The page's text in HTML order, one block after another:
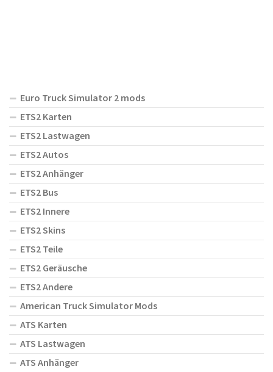
Euro Truck Simulator 2 mods
ETS2 Karten
ETS2 Lastwagen
ETS2 Autos
ETS2 Anhänger
ETS2 Bus
ETS2 Innere
ETS2 Skins
ETS2 Teile
ETS2 Geräusche
ETS2 Andere
American Truck Simulator Mods
ATS Karten
ATS Lastwagen
ATS Anhänger